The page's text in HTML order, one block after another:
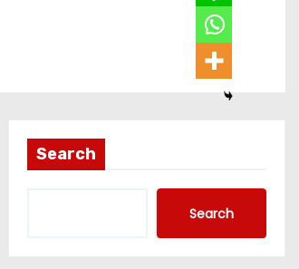
Search
Search